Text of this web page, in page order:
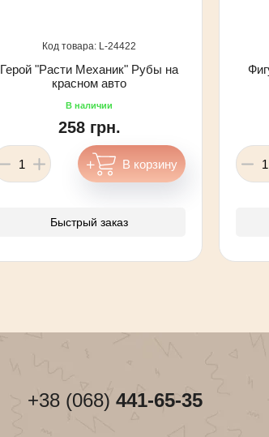
24422
Герой "Расти Механик" Рубы на
красном авто
258 грн.
Быстрый заказ
+38 (068) 441-65-35